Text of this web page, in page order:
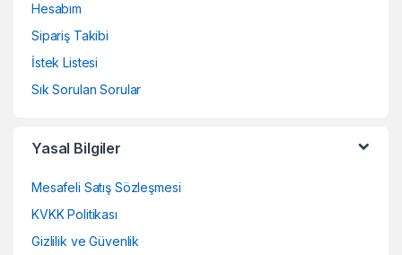
Hesabım
Sipariş Takibi
İstek Listesi
Sık Sorulan Sorular
Yasal Bilgiler
Mesafeli Satış Sözleşmesi
KVKK Politikası
Gizlilik ve Güvenlik